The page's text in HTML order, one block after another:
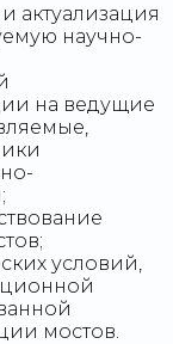
актуализация
научно-
на ведущие
условий,
мостов.